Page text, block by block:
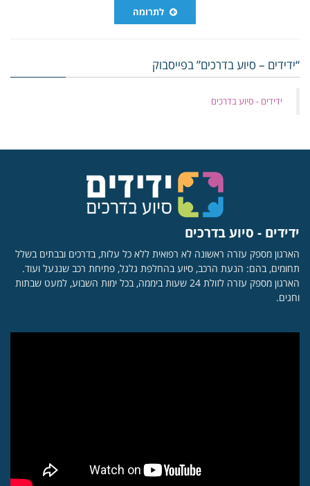
לתרומה
“ידידים – סיוע בדרכים” בפייסבוק
‏ידידים - סיוע בדרכים
ידידים - סיוע בדרכים
הארגון מספק עזרה ראשונה לא רפואית ללא כל עלות, בדרכים ובבתים בשלל
תחומים, בהם: הנעת הרכב, סיוע בהחלפת גלגל, פתיחת רכב שננעל ועוד.
הארגון מספק עזרה לזולת 24 שעות ביממה, בכל ימות השבוע, למעט שבתות
וחגים.